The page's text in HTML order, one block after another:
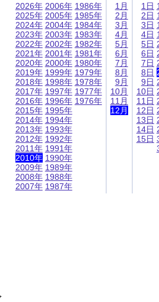
2026年
2025年
2024年
2023年
2022年
2021年
2020年
2019年
2018年
2017年
2016年
2015年
2014年
2013年
2012年
2011年
2010年
2009年
2008年
2007年
2006年
2005年
2004年
2003年
2002年
2001年
2000年
1999年
1998年
1997年
1996年
1995年
1994年
1993年
1992年
1991年
1990年
1989年
1988年
1987年
1986年
1985年
1984年
1983年
1982年
1981年
1980年
1979年
1978年
1977年
1976年
1月
2月
3月
4月
5月
6月
7月
8月
9月
10月
11月
12月
1日
2日
3日
4日
5日
6日
7日
8日
9日
10日
11日
12日
13日
14日
15日